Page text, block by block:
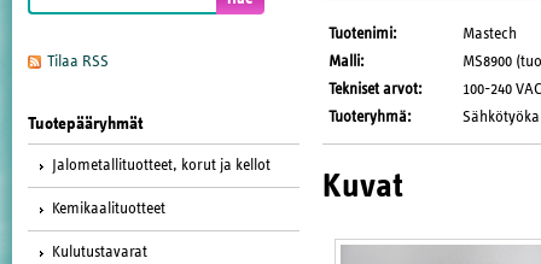
Tilaa RSS
Tuotepääryhmät
Jalometallituotteet, korut ja kellot
Kemikaalituotteet
Kulutustavarat
Tuotenimi:
Mastech
Malli:
MS8900
Tekniset arvot:
100-240
Tuoteryhmä:
Kuvat